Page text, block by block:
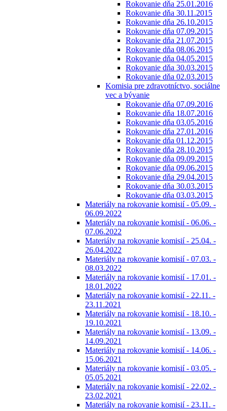
Rokovanie dňa 25.01.2016
Rokovanie dňa 30.11.2015
Rokovanie dňa 26.10.2015
Rokovanie dňa 07.09.2015
Rokovanie dňa 21.07.2015
Rokovanie dňa 08.06.2015
Rokovanie dňa 04.05.2015
Rokovanie dňa 30.03.2015
Rokovanie dňa 02.03.2015
Komisia pre zdravotníctvo, sociálne
vec a bývanie
Rokovanie dňa 07.09.2016
Rokovanie dňa 18.07.2016
Rokovanie dňa 03.05.2016
Rokovanie dňa 27.01.2016
Rokovanie dňa 01.12.2015
Rokovanie dňa 28.10.2015
Rokovanie dňa 09.09.2015
Rokovanie dňa 09.06.2015
Rokovanie dňa 29.04.2015
Rokovanie dňa 30.03.2015
Rokovanie dňa 03.03.2015
Materiály na rokovanie komisií - 05.09. -
06.09.2022
Materiály na rokovanie komisií - 06.06. -
07.06.2022
Materiály na rokovanie komisií - 25.04. -
26.04.2022
Materiály na rokovanie komisií - 07.03. -
08.03.2022
Materiály na rokovanie komisií - 17.01. -
18.01.2022
Materiály na rokovanie komisií - 22.11. -
23.11.2021
Materiály na rokovanie komisií - 18.10. -
19.10.2021
Materiály na rokovanie komisií - 13.09. -
14.09.2021
Materiály na rokovanie komisií - 14.06. -
15.06.2021
Materiály na rokovanie komisií - 03.05. -
05.05.2021
Materiály na rokovanie komisií - 22.02. -
23.02.2021
Materiály na rokovanie komisií - 23.11. -